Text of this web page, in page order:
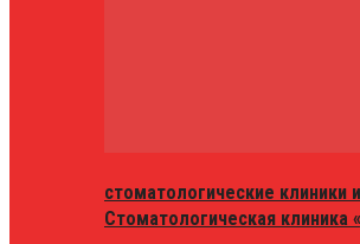
стоматологические клиники
Стоматологическая клиника